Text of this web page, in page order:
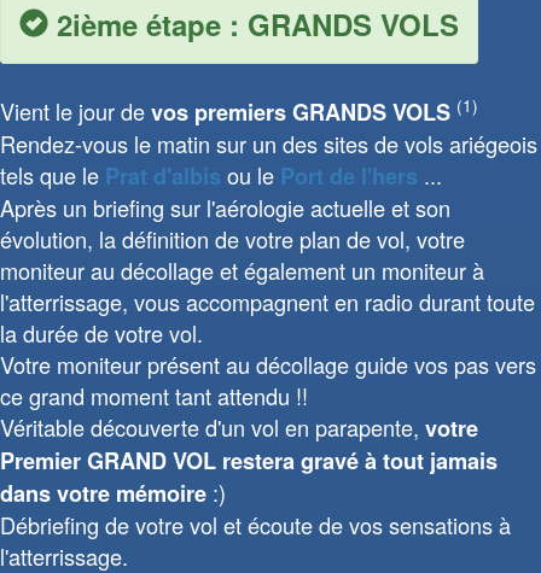
2ième étape : GRANDS VOLS
Vient le jour devos premiers GRANDS VOLS (1)
Rendez-vous le matin sur un des sites de vols ariégeois
tels que le Prat d'albis ou le Port de l'hers ...
Après un briefing sur l'aérologie actuelle et son
évolution, la définition de votre plan de vol, votre
moniteur au décollage et également un moniteur à
l'atterrissage, vous accompagnent en radio durant toute
la durée de votre vol.
Votre moniteur présent au décollage guide vos pas vers
ce grand moment tant attendu !!
Véritable découverte d'un vol en parapente, votre
Premier GRAND VOL restera gravé à tout jamais
dans votre mémoire :)
Débriefing de votre vol et écoute de vos sensations à
l'atterrissage.